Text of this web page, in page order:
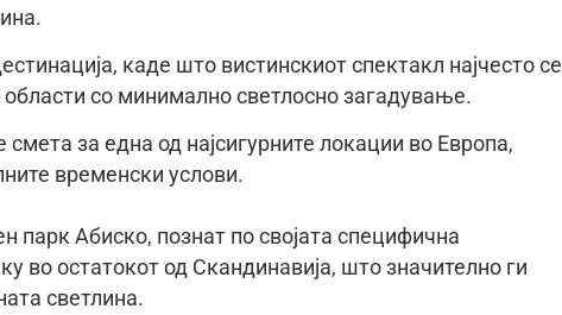
каде што вистинскиот спектакл најчесто се
со минимално светлосно загадување.
за една од најсигурните локации во Европа,
временски услови.
Абиско, познат по својата специфична
во остатокот од Скандинавија, што значително ги
светлина.